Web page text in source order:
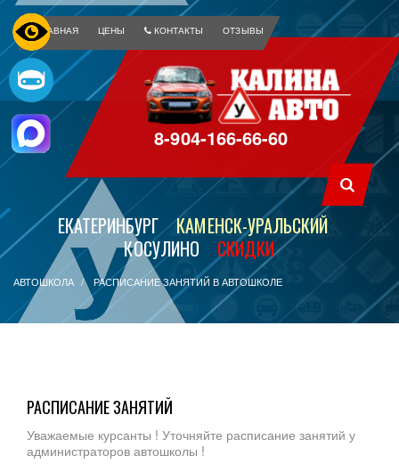
ГЛАВНАЯ ЦЕНЫ КОНТАКТЫ ОТЗЫВЫ
8-904-166-66-60
ЕКАТЕРИНБУРГ
КАМЕНСК-УРАЛЬСКИЙ
КОСУЛИНО
СКИДКИ
АВТОШКОЛА РАСПИСАНИЕ ЗАНЯТИЙ В АВТОШКОЛЕ
РАСПИСАНИЕ ЗАНЯТИЙ
Уважаемые курсанты ! Уточняйте расписание занятий у
администраторов автошколы !